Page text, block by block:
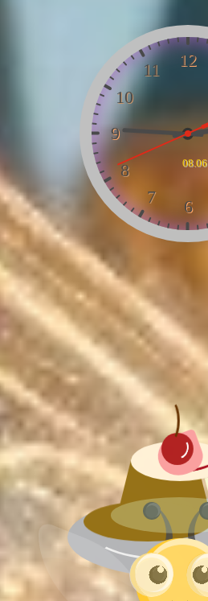
6
7
8
9
10
11 12
08.06